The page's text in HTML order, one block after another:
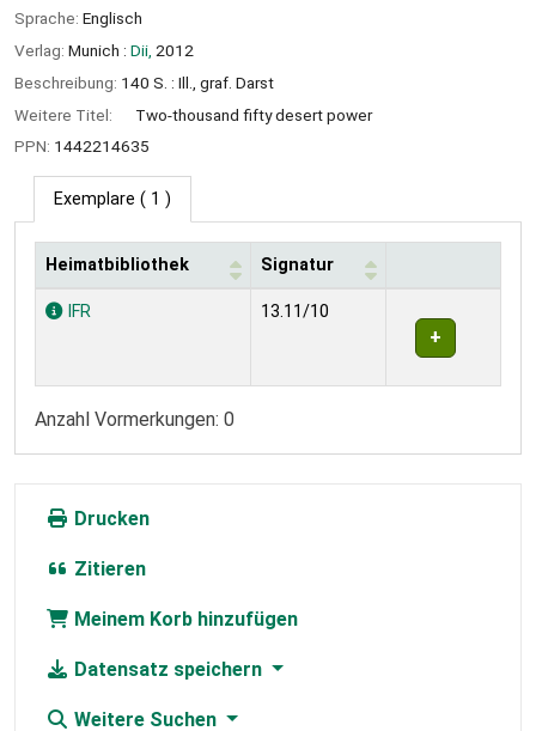
Sprache: Englisch
Verlag: Munich : Dii, 2012
Beschreibung: 140 S. : Ill., graf. Darst
Weitere Titel:
Two-thousand fifty desert power
PPN: 1442214635
Exemplare ( 1 )
Exemplare
Heimatbibliothek Signatur
IFR 13.11/10
Anzahl Vormerkungen: 0
Drucken
Zitieren
Meinem Korb hinzufügen
Datensatz speichern
Weitere Suchen